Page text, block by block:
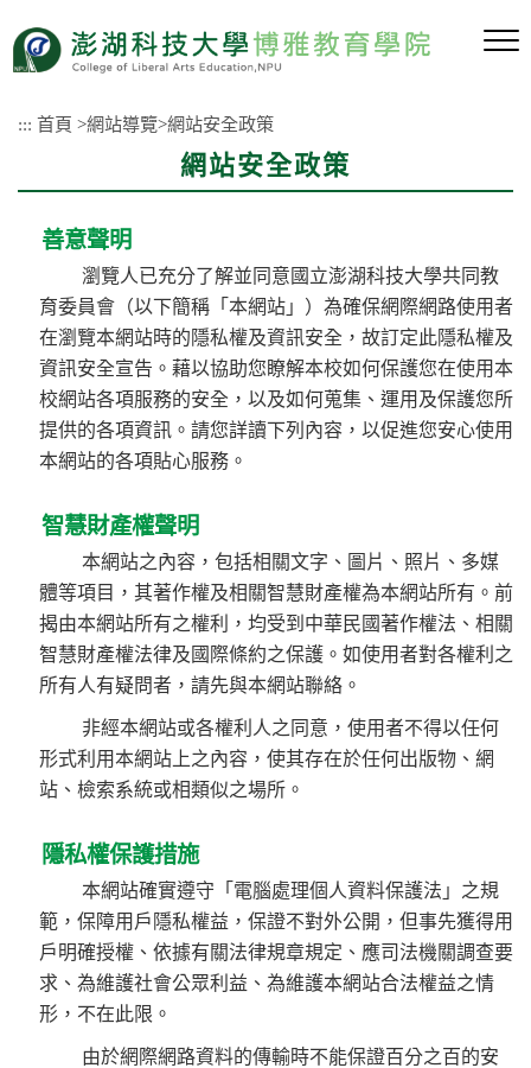
到
主
::: 首頁 >網站導覽>網站安全政策
網站安全政策
善意聲明
瀏覽人已充分了解並同意國立澎湖科技大學共同教
育委員會 （以下簡稱「本網站」）為確保網際網路使用者
在瀏覽本網站時的隱私權及資訊安全，故訂定此隱私權及
資訊安全宣告。藉以協助您瞭解本校如何保護您在使用本
校網站各項服務的安全，以及如何蒐集、運用及保護您所
提供的各項資訊。請您詳讀下列內容，以促進您安心使用
本網站的各項貼心服務。
智慧財產權聲明
本網站之內容，包括相關文字、圖片、照片、多媒
體等項目，其著作權及相關智慧財產權為本網站所有。前
揭由本網站所有之權利，均受到中華民國著作權法、相關
智慧財產權法律及國際條約之保護。如使用者對各權利之
所有人有疑問者，請先與本網站聯絡。
非經本網站或各權利人之同意，使用者不得以任何
形式利用本網站上之內容，使其存在於任何出版物、網
站、檢索系統或相類似之場所。
隱私權保護措施
本網站確實遵守「電腦處理個人資料保護法」之規
範，保障用戶隱私權益，保證不對外公開，但事先獲得用
戶明確授權、依據有關法律規章規定、應司法機關調查要
求、為維護社會公眾利益、為維護本網站合法權益之情
形，不在此限。
由於網際網路資料的傳輸時不能保證百分之百的安